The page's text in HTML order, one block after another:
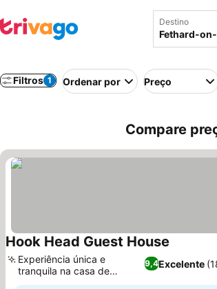
Destino
Filtros 1 Ordenar por Preço
Compare
Hook Head Guest House
9,4Excelente
Experiência única e
tranquila na casa de
hóspedes